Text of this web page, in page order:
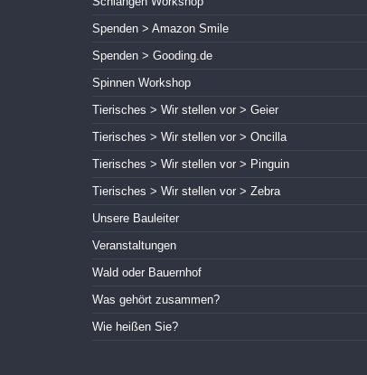
Spenden > Amazon Smile
Spenden > Gooding.de
Spinnen Workshop
Tierisches > Wir stellen vor > Geier
Tierisches > Wir stellen vor > Oncilla
Tierisches > Wir stellen vor > Pinguin
Tierisches > Wir stellen vor > Zebra
Unsere Bauleiter
Veranstaltungen
Wald oder Bauernhof
Was gehört zusammen?
Wie heißen Sie?